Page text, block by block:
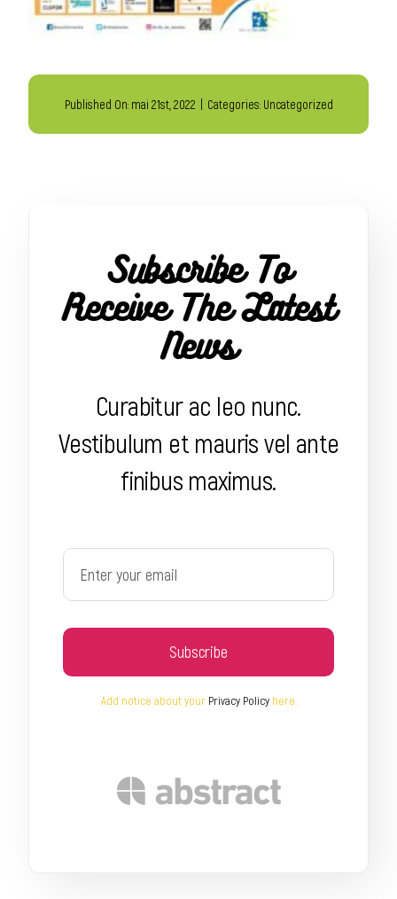
Published On: mai 21st, 2022 Categories: Uncategorized
Subscribe To
Receive The Latest
News
Curabitur ac leo nunc.
Vestibulum et mauris vel ante
finibus maximus.
Subscribe
Add notice about your Privacy Policyhere.